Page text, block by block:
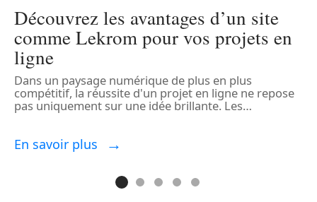
Découvrez les avantages d’un site
comme Lekrom pour vos projets en
ligne
Dans un paysage numérique de plus en plus
compétitif, la réussite d'un projet en ligne ne repose
pas uniquement sur une idée brillante. Les…
En savoir plus